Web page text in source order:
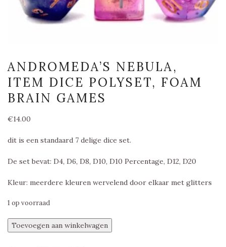
ANDROMEDA’S NEBULA,
ITEM DICE POLYSET, FOAM
BRAIN GAMES
€14.00
dit is een standaard 7 delige dice set.
De set bevat: D4, D6, D8, D10, D10 Percentage, D12, D20
Kleur: meerdere kleuren wervelend door elkaar met glitters
1 op voorraad
Andromeda’s
Nebula,
Toevoegen aan winkelwagen